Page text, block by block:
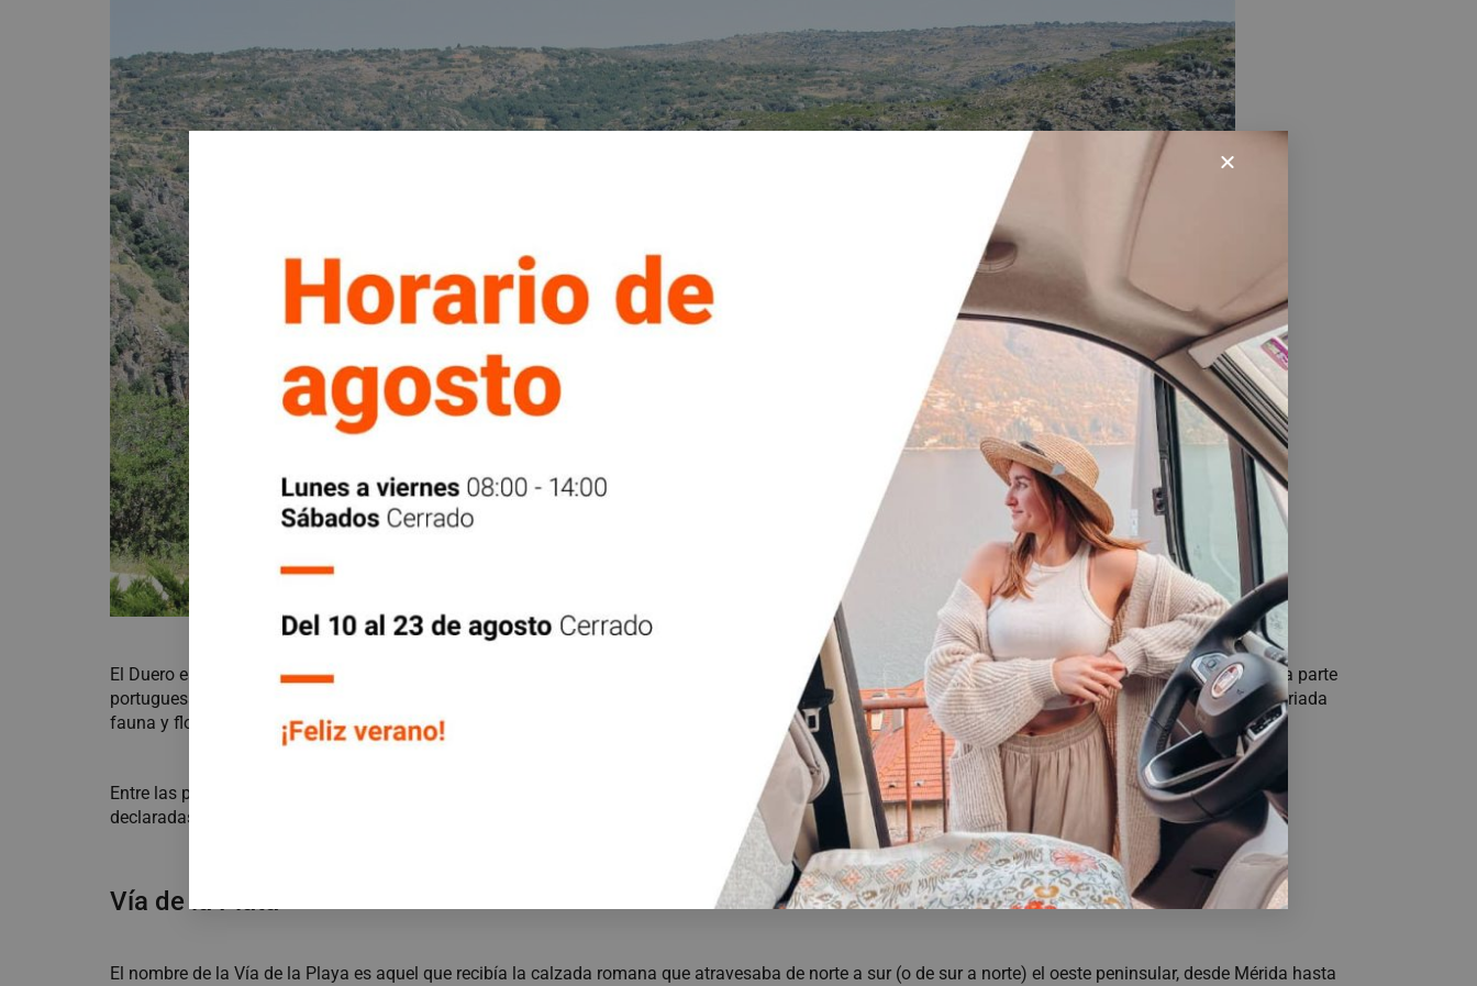
El Duero es uno de los ríos más importantes de Castilla y León, dando nombre al Parque Natural de Arribes del Duero. Esta zona se complementa con la parte
portuguesa del mismo y está pensada para
. Cañones profundos (más de 100 kilómetros de ellos), una rica y variada
fauna y flora y muchísimas localidades escondidas con historia.
Entre las poblaciones que recomendamos visitar, en la comarca zamorana o San Felices de los Gallegosen la salmantina. Ambas han sido
declaradas Conjunto Histórico Artístico por su belleza singular.
Vía de la Plata
El nombre de la Vía de la Playa es aquel que recibía la calzada romana que atravesaba de norte a sur (o de sur a norte) el oeste peninsular, desde Mérida hasta